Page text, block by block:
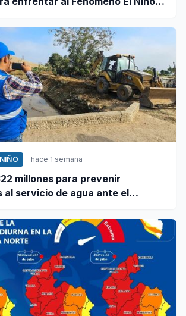
hace 1 semana
millones para prevenir
servicio de agua ante el